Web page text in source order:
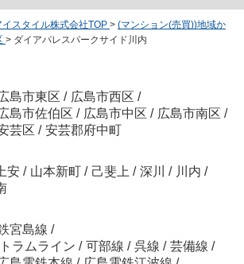
スタイル株式会社TOP > (マンション(売買))地域か
> ダイアパレスパークサイド川内
島市東区 / 広島市西区 /
島市佐伯区 / 広島市中区 / 広島市南区 /
芸区 / 安芸郡府中町
上安 / 山本新町 / 己斐上 / 深川 / 川内 /
宮島線 /
ラムライン / 可部線 / 呉線 / 芸備線 /